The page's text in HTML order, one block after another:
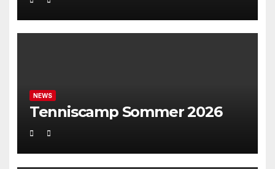
NEWS
Tenniscamp Sommer 2026